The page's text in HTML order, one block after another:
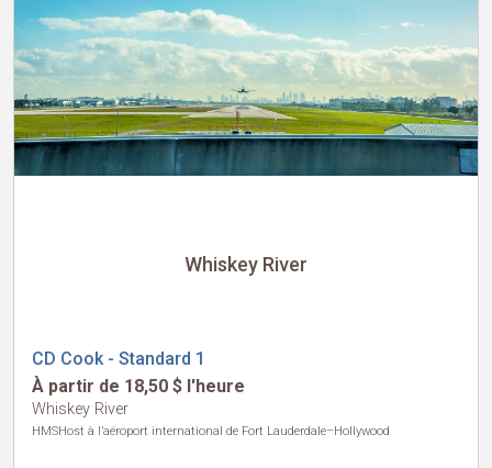
Whiskey River
CD Cook - Standard 1
À partir de 18,50 $ l'heure
Whiskey River
HMSHost à l’aéroport international de Fort Lauderdale–Hollywood